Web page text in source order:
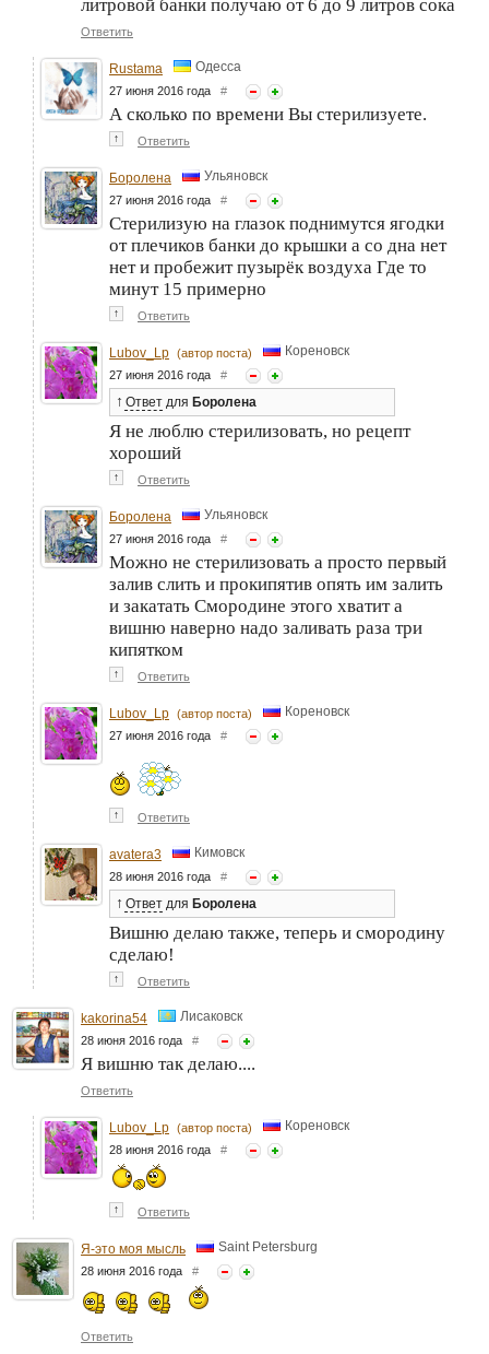
литровой банки получаю от 6 до 9 литров сока
Ответить
Rustama Одесса
27 июня 2016 года #
А сколько по времени Вы стерилизуете.
↑ Ответить
Боролена Ульяновск
27 июня 2016 года #
Стерилизую на глазок поднимутся ягодки
от плечиков банки до крышки а со дна нет
нет и пробежит пузырёк воздуха Где то
минут 15 примерно
↑ Ответить
Lubov_Lp (автор поста) Кореновск
27 июня 2016 года #
↑ Ответ для Боролена
Я не люблю стерилизовать, но рецепт
хороший
↑ Ответить
Боролена Ульяновск
27 июня 2016 года #
Можно не стерилизовать а просто первый
залив слить и прокипятив опять им залить
и закатать Смородине этого хватит а
вишню наверно надо заливать раза три
кипятком
↑ Ответить
Lubov_Lp (автор поста) Кореновск
27 июня 2016 года #
↑ Ответить
avatera3 Кимовск
28 июня 2016 года #
↑ Ответ для Боролена
Вишню делаю также, теперь и смородину
сделаю!
↑ Ответить
kakorina54 Лисаковск
28 июня 2016 года #
Я вишню так делаю....
Ответить
Lubov_Lp (автор поста) Кореновск
28 июня 2016 года #
↑ Ответить
Я-это моя мысль Saint Petersburg
28 июня 2016 года #
Ответить